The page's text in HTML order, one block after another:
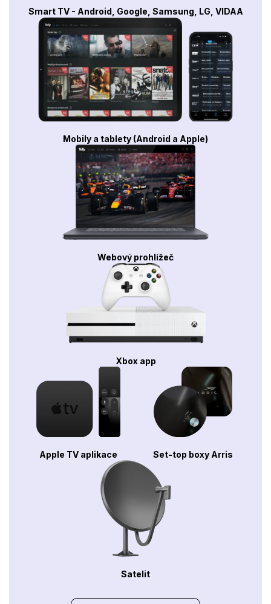
Smart TV - Android, Google, Samsung, LG, VIDAA
Mobily a tablety (Android a Apple)
Webový prohlížeč
Xbox app
Apple TV aplikace Set-top boxy Arris
Satelit